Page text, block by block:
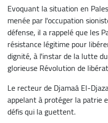
Evoquant la situation en
menée par l'occupation
défense, il a rappelé que les
résistance légitime pour
dignité, à l'instar de la lutte
glorieuse Révolution de
Le recteur de Djamaâ El-
appelant à protéger la patrie
défis qui la guettent.